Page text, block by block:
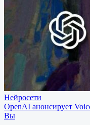
Нейросети
OpenAI анонсирует
Вы